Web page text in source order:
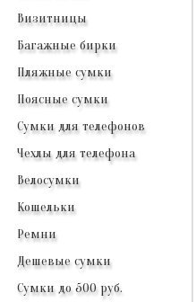
Визитницы
Багажные бирки
Пляжные сумки
Поясные сумки
Сумки для телефонов
Чехлы для телефона
Велосумки
Кошельки
Ремни
Дешевые сумки
Сумки до 500 руб.